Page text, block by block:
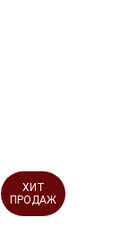
ХИТ
ПРОДАЖ